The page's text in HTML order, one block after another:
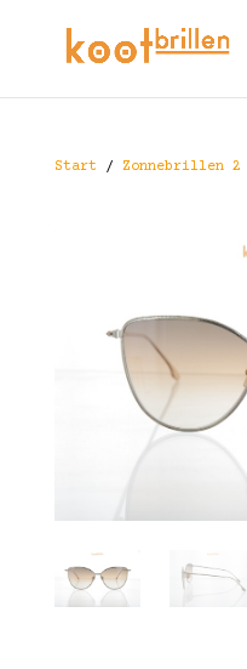
Start/ Zonnebrillen 2